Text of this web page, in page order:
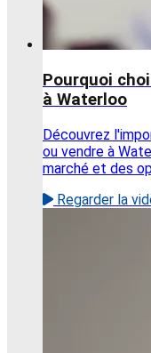
Pourquoi
à Waterloo
Découvrez
ou vendre à
marché et des
Regarder la